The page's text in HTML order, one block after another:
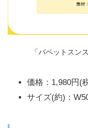
「パペットスン
価格：1,980円(
サイズ(約)：